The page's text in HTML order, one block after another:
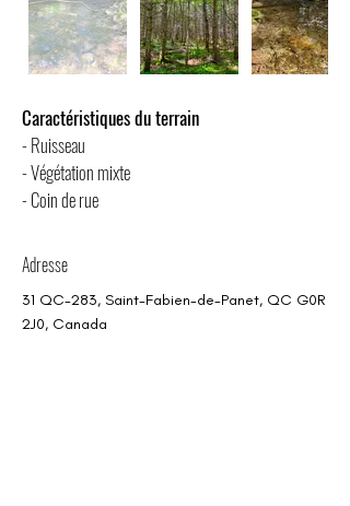
Caractéristiques du terrain
- Ruisseau
- Végétation mixte
- Coin de rue
Adresse
31 QC-283, Saint-Fabien-de-Panet, QC G0R
2J0, Canada